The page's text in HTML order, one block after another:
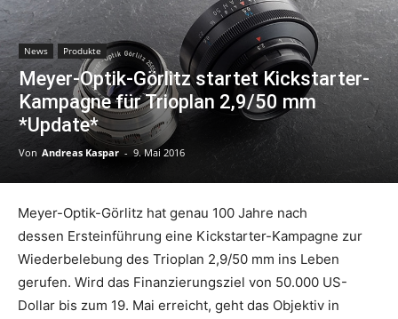
News Produkte
Meyer-Optik-Görlitz startet Kickstarter-
Kampagne für Trioplan 2,9/50 mm
*Update*
Von Andreas Kaspar - 9. Mai 2016
Meyer-Optik-Görlitz hat genau 100 Jahre nach
dessen Ersteinführung eine Kickstarter-Kampagne zur
Wiederbelebung des Trioplan 2,9/50 mm ins Leben
gerufen. Wird das Finanzierungsziel von 50.000 US-
Dollar bis zum 19. Mai erreicht, geht das Objektiv in